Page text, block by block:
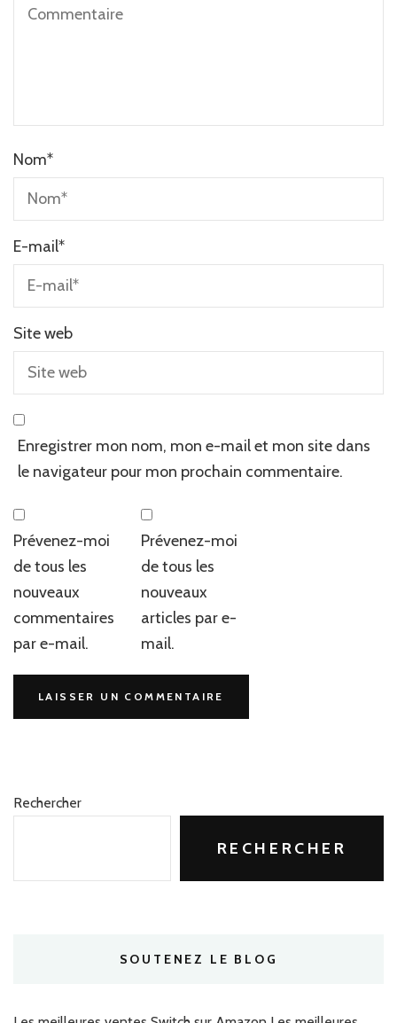
Nom*
E-mail*
Site web
Enregistrer mon nom, mon e-mail et mon site dans
le navigateur pour mon prochain commentaire.
Prévenez-moi
de tous les
nouveaux
commentaires
par e-mail.
Prévenez-moi
de tous les
nouveaux
articles par e-
mail.
Rechercher
RECHERCHER
SOUTENEZ LE BLOG